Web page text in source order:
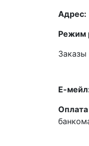
Адрес:
Режим
Е-
Оплата